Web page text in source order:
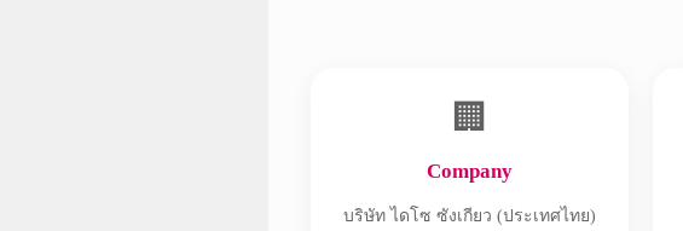
🏢
Company
บริษัท ไดโซ ซังเกียว (ประเทศไทย)